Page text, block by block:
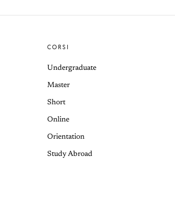
CORSI
Undergraduate
Master
Short
Online
Orientation
Study Abroad